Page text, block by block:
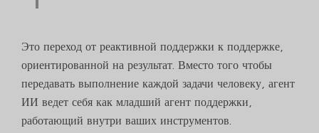
Это переход от реактивной поддержки к поддержке,
ориентированной на результат. Вместо того чтобы
передавать выполнение каждой задачи человеку, агент
ИИ ведет себя как младший агент поддержки,
работающий внутри ваших инструментов.